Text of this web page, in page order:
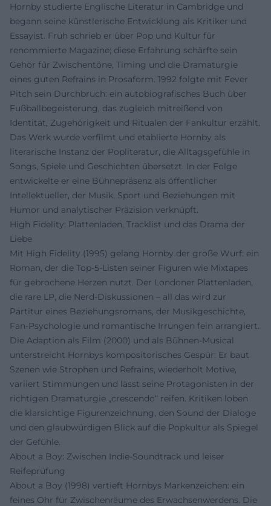
Hornby studierte Englische Literatur in Cambridge und
begann seine künstlerische Entwicklung als Kritiker und
Essayist. Früh schrieb er über Pop und Kultur für
renommierte Magazine; diese Erfahrung schärfte sein
Gehör für Zwischentöne, Timing und die Dramaturgie
eines guten Refrains in Prosaform. 1992 folgte mit Fever
Pitch sein Durchbruch: ein autobiografisches Buch über
Fußballbegeisterung, das zugleich mitreißend von
Identität, Zugehörigkeit und Ritualen der Fankultur erzählt.
Das Werk wurde verfilmt und etablierte Hornby als
literarische Instanz der Popliteratur, die Alltagsgefühle in
Songs, Spiele und Geschichten übersetzt. In der Folge
entwickelte er eine Bühnepräsenz als öffentlicher
Intellektueller, der Musik, Sport und Beziehungen mit
Humor und analytischer Präzision verknüpft.
High Fidelity: Plattenladen, Tracklist und das Drama der
Liebe
Mit High Fidelity (1995) gelang Hornby der große Wurf: ein
Roman, der die Top-5-Listen seiner Figuren wie Mixtapes
für gebrochene Herzen nutzt. Der Londoner Plattenladen,
die rare LP, die Nerd-Diskussionen – all das wird zur
Partitur eines Beziehungsromans, der Musikgeschichte,
Fan-Psychologie und romantische Irrungen fein arrangiert.
Die Adaption als Film (2000) und als Bühnen-Musical
unterstreicht Hornbys kompositorisches Gespür: Er baut
Szenen wie Strophen und Refrains, wiederholt Motive,
variiert Stimmungen und lässt seine Protagonisten in der
richtigen Dramaturgie „crescendo“ reifen. Kritiken loben
die klarsichtige Figurenzeichnung, den Sound der Dialoge
und den glaubwürdigen Blick auf die Popkultur als Spiegel
der Gefühle.
About a Boy: Zwischen Indie-Soundtrack und leiser
Reifeprüfung
About a Boy (1998) vertieft Hornbys Markenzeichen: ein
feines Ohr für Zwischenräume des Erwachsenwerdens. Die